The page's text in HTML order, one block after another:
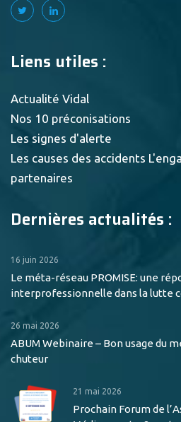
Liens utiles :
Actualité Vidal
Nos 10 préconisations
Les signes d'alerte
Les causes des accidents
partenaires
Dernières actualités :
16 juin 2026
Le méta-réseau PROMISE: une
interprofessionnelle dans la lutte
26 mai 2026
ABUM Webinaire – Bon usage du
chuteur
21 mai 2026
Prochain Forum de